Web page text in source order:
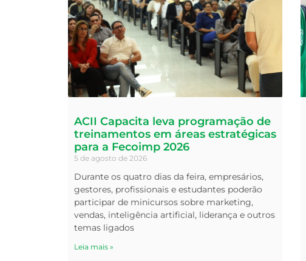
ACII Capacita leva programação de
treinamentos em áreas estratégicas
para a Fecoimp 2026
5 de agosto de 2026
Durante os quatro dias da feira, empresários,
gestores, profissionais e estudantes poderão
participar de minicursos sobre marketing,
vendas, inteligência artificial, liderança e outros
temas ligados
Leia mais »